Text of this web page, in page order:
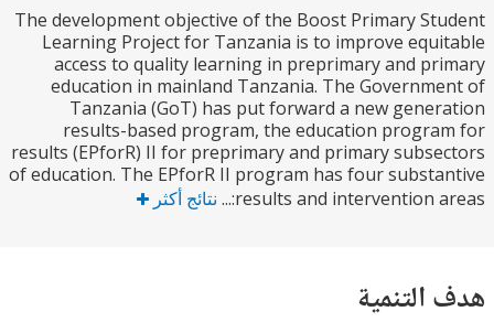
The development objective of the Boost Primary
Learning Project for Tanzania is to improve
access to quality learning in preprimary and
education in mainland Tanzania. The
Tanzania (GoT) has put forward a new
results-based program, the education
results (EPforR) II for preprimary and primary
of education. The EPforR II program has four
results and intervention
نتائج أكثر